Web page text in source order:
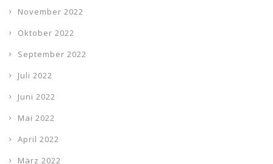
November 2022
Oktober 2022
September 2022
Juli 2022
Juni 2022
Mai 2022
April 2022
März 2022